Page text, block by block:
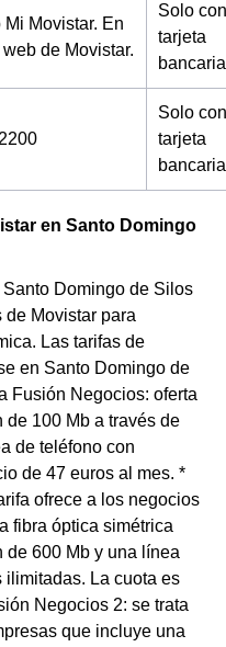
Mi Movistar. En
web de Movistar.
Solo con
tarjeta
Solo con
tarjeta
en Santo Domingo
Domingo de Silos
Movistar para
Las tarifas de
en Santo Domingo de
Fusión Negocios: oferta
100 Mb a través de
de teléfono con
de 47 euros al mes. *
ofrece a los negocios
fibra óptica simétrica
600 Mb y una línea
La cuota es
Negocios 2: se trata
que incluye una